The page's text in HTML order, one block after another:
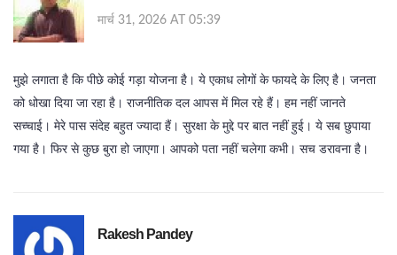
मार्च 31, 2026 AT 05:39
मुझे लगाता है कि पीछे कोई गड़ा योजना है। ये एकाध लोगों के फायदे के लिए है। जनता
को धोखा दिया जा रहा है। राजनीतिक दल आपस में मिल रहे हैं। हम नहीं जानते
सच्चाई। मेरे पास संदेह बहुत ज्यादा हैं। सुरक्षा के मुद्दे पर बात नहीं हुई। ये सब छुपाया
गया है। फिर से कुछ बुरा हो जाएगा। आपको पता नहीं चलेगा कभी। सच डरावना है।
Rakesh Pandey